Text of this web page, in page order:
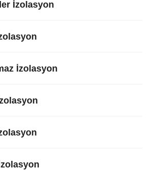
İzolasyon
İzolasyon